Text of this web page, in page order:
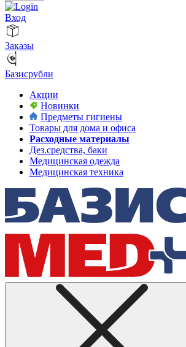
Вход
Заказы
Базисрубли
Акции
Новинки
Предметы гигиены
Товары для дома и офиса
Расходные материалы
Дез.средства, баки
Медицинская одежда
Медицинская техника